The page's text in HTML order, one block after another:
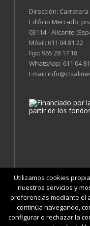
Dirección:
Edificio Mercado,
03114 - Alicante
Móvil: 611 04 81 22
Fijo: 965 28 17 18
WhatsApp: 611 04
Email:
Condiciones | Política
Utilizamos cookies
nuestros servicios y
preferencias mediante el
continúa navegando,
configurar o rechazar la